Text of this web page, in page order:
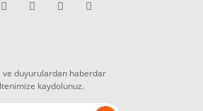
ve duyurulardan haberdar
kaydolunuz.